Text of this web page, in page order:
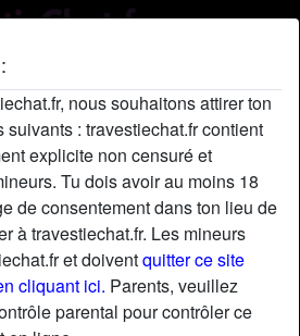
nous souhaitons attirer ton
: travestiechat.fr contient
explicite non censuré et
Tu dois avoir au moins 18
de consentement dans ton lieu de
à travestiechat.fr. Les mineurs
et doiventquitter ce site
cliquant ici. Parents, veuillez
parental pour contrôler ce